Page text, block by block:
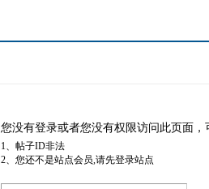
您没有登录或者您没有权限访问此页面
1、帖子ID非法
2、您还不是站点会员,请先登录站点